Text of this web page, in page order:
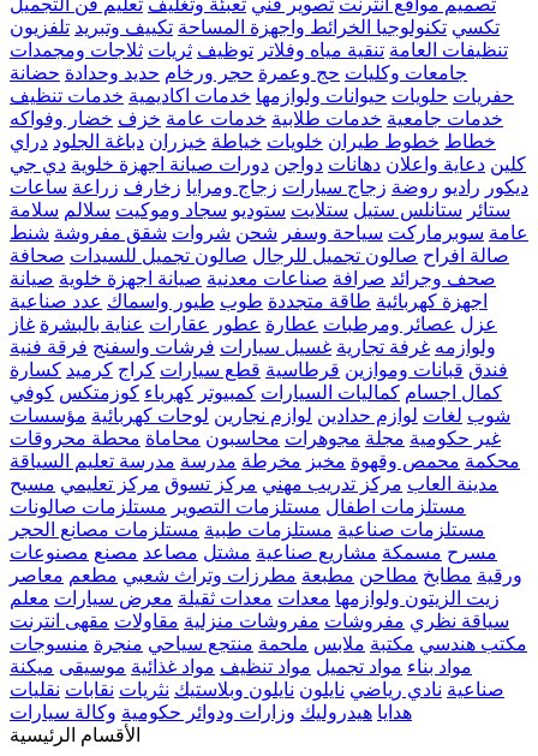
تكسي تكنولوجيا الخرائط واجهزة المساحة تكييف وتبريد تلفزيون
تنظيفات العامة تنقية مياه وفلاتر توظيف ثريات ثلاجات ومجمدات
جامعات وكليات حج وعمرة حجر ورخام حديد وحدادة حضانة
حفريات حلويات حيوانات ولوازمها خدمات اكاديمية خدمات تنظيف
خدمات جامعية خدمات طلابية خدمات عامة خزف خضار وفواكه
خطاط خطوط طيران خلويات خياطة خيزران دباغة الجلود دراي
كلين دعاية واعلان دهانات دواجن دورات صيانة اجهزة خلوية دي جي
ديكور راديو روضة زجاج سيارات زجاج ومرايا زخارف زراعة ساعات
ستائر ستانلس ستيل ستلايت ستوديو سجاد وموكيت سلالم سلامة
عامة سوبرماركت سياحة وسفر شحن شروات شقق مفروشة شنط
صالة افراح صالون تجميل للرجال صالون تجميل للسيدات صحافة
صحف وجرائد صرافة صناعات معدنية صيانة اجهزة خلوية صيانة
اجهزة كهربائية طاقة متجددة طوب طيور واسماك عدد صناعية
عزل عصائر ومرطبات عطارة عطور عقارات عناية بالبشرة غاز
ولوازمه غرفة تجارية غسيل سيارات فرشات واسفنج فرقة فنية
فندق قبانات وموازين قرطاسية قطع سيارات كراج كرميد كسارة
كمال اجسام كماليات السيارات كمبيوتر كهرباء كوزمتكس كوفي
شوب لغات لوازم حدادين لوازم نجارين لوحات كهربائية مؤسسات
غير حكومية مجلة مجوهرات محاسبون محاماة محطة محروقات
محكمة محمص وقهوة مخبز مخرطة مدرسة مدرسة تعليم السياقة
مدينة العاب مركز تدريب مهني مركز تسوق مركز تعليمي مسبح
مستلزمات اطفال مستلزمات التصوير مستلزمات صالونات
مستلزمات صناعية مستلزمات طبية مستلزمات مصانع الحجر
مسرح مسمكة مشاريع صناعية مشتل مصاعد مصنع مصنوعات
ورقية مطابخ مطاحن مطبعة مطرزات وتراث شعبي مطعم معاصر
زيت الزيتون ولوازمها معدات معدات ثقيلة معرض سيارات معلم
سياقة نظري مفروشات مفروشات منزلية مقاولات مقهى انترنت
مكتب هندسي مكتبة ملابس ملحمة منتجع سياحي منجرة منسوجات
مواد بناء مواد تجميل مواد تنظيف مواد غذائية موسيقى ميكنة
صناعية نادي رياضي نايلون نايلون وبلاستيك نثريات نقابات نقليات
هدايا هيدروليك وزارات ودوائر حكومية وكالة سيارات
الأقسام الرئيسية